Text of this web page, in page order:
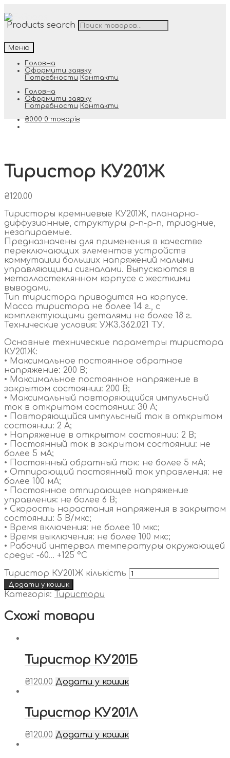
Products search
Меню
Головна
Оформити заявку
Потребности Контакти
Головна
Оформити заявку
Потребности Контакти
₴0.00 0 товарів
Тиристор КУ201Ж
₴120.00
Тиристоры кремниевые КУ201Ж, планарно-
диффузионные, структуры p-n-p-n, триодные,
незапираемые.
Предназначены для применения в качестве
переключающих элементов устройств
коммутации больших напряжений малыми
управляющими сигналами. Выпускаются в
металлостеклянном корпусе с жесткими
выводами.
Тип тиристора приводится на корпусе.
Масса тиристора не более 14 г., с
комплектующими деталями не более 18 г.
Технические условия: УЖ3.362.021 ТУ.
Основные технические параметры тиристора
КУ201Ж:
• Максимальное постоянное обратное
напряжение: 200 В;
• Максимальное постоянное напряжение в
закрытом состоянии: 200 В;
• Максимальный повторяющийся импульсный
ток в открытом состоянии: 30 А;
• Повторяющийся импульсный ток в открытом
состоянии: 2 А;
• Напряжение в открытом состоянии: 2 В;
• Постоянный ток в закрытом состоянии: не
более 5 мА;
• Постоянный обратный ток: не более 5 мА;
• Отпирающий постоянный ток управления: не
более 100 мА;
• Постоянное отпирающее напряжение
управления: не более 6 В;
• Скорость нарастания напряжения в закрытом
состоянии: 5 В/мкс;
• Время включения: не более 10 мкс;
• Время выключения: не более 100 мкс;
• Рабочий интервал температуры окружающей
среды: -60… +125 °С
Тиристор КУ201Ж кількість
Додати у кошик
Категорія: Тиристори
Схожі товари
Тиристор КУ201Б
₴120.00 Додати у кошик
Тиристор КУ201Л
₴120.00 Додати у кошик